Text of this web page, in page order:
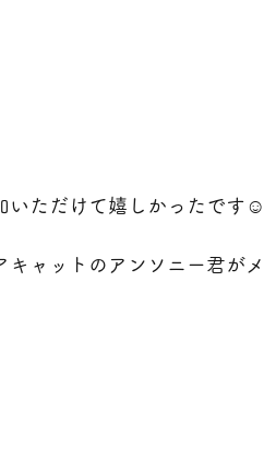
いただけて嬉しかったです☺️
キャットのアンソニー君が